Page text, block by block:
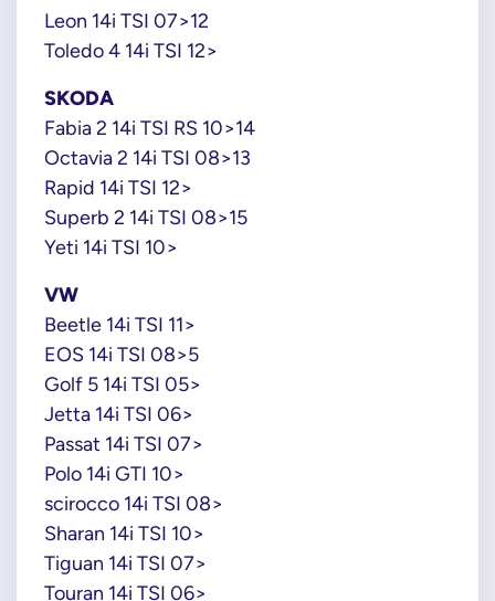
Leon 14i TSI 07>12
Toledo 4 14i TSI 12>
SKODA
Fabia 2 14i TSI RS 10>14
Octavia 2 14i TSI 08>13
Rapid 14i TSI 12>
Superb 2 14i TSI 08>15
Yeti 14i TSI 10>
VW
Beetle 14i TSI 11>
EOS 14i TSI 08>5
Golf 5 14i TSI 05>
Jetta 14i TSI 06>
Passat 14i TSI 07>
Polo 14i GTI 10>
scirocco 14i TSI 08>
Sharan 14i TSI 10>
Tiguan 14i TSI 07>
Touran 14i TSI 06>